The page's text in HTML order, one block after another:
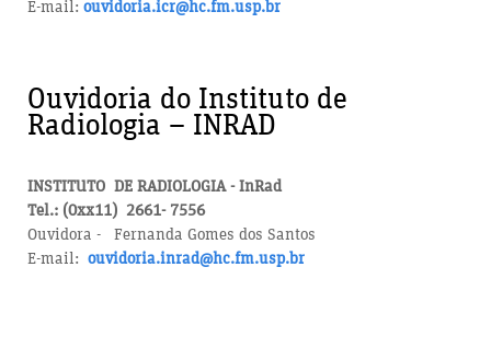
E-mail: ouvidoria.icr@hc.fm.usp.br
Ouvidoria do Instituto de
Radiologia – INRAD
INSTITUTO DE RADIOLOGIA - InRad
Tel.: (0xx11) 2661- 7556
Ouvidora - Fernanda Gomes dos Santos
E-mail: ouvidoria.inrad@hc.fm.usp.br